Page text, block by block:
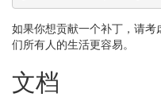
如果你想贡献一个补丁，请考
们所有人的生活更容易。
文档